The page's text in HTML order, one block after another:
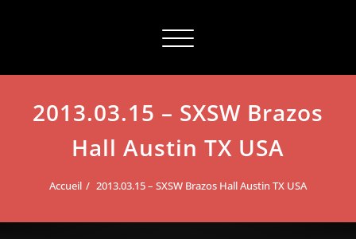
Afficher/masquer la navigation
2013.03.15 – SXSW Brazos
Hall Austin TX USA
Accueil 2013.03.15 – SXSW Brazos Hall Austin TX USA